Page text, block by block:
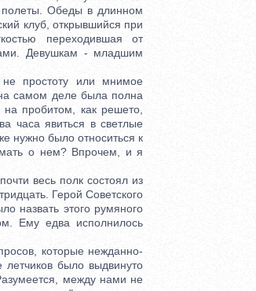
полеты. Обеды в длинном
клуб, открывшийся при
переходившая от
Девушкам - младшим
простоту или мнимое
самом деле была полна
пробитом, как решето,
часа явиться в светлые
нужно было относиться к
о нем? Впрочем, и я
весь полк состоял из
Герой Советского
назвать этого румяного
Ему едва исполнилось
которые нежданно-
было выдвинуто
между нами не